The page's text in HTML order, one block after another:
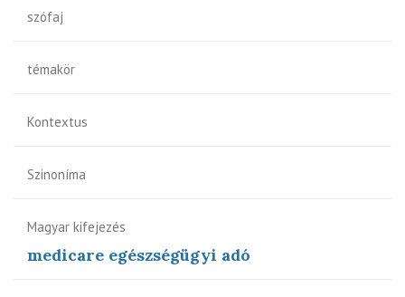
szófaj
témakör
Kontextus
Szinoníma
Magyar kifejezés
medicare egészségügyi adó